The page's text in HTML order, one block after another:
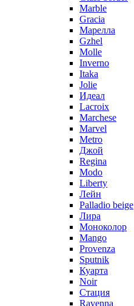
Marble
Gracia
Марелла
Gzhel
Molle
Inverno
Itaka
Jolie
Идеал
Lacroix
Marchese
Marvel
Metro
Джой
Regina
Modo
Liberty
Лейн
Palladio beige
Лира
Моноколор
Mango
Provenza
Sputnik
Куарта
Noir
Стация
Ravenna